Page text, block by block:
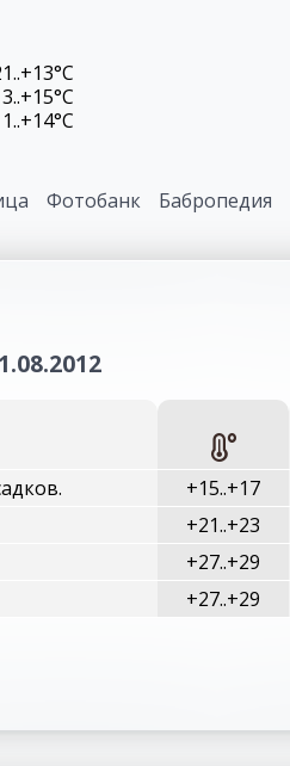
Фотобанк Бабропедия
+15..+17
+21..+23
+27..+29
+27..+29